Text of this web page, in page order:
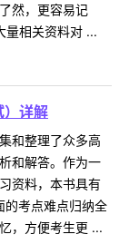
然，更容易记
量相关资料对 ...
）详解
和整理了众多高
和解答。作为一
资料，本书具有
的考点难点归纳全
，方便考生更 ...